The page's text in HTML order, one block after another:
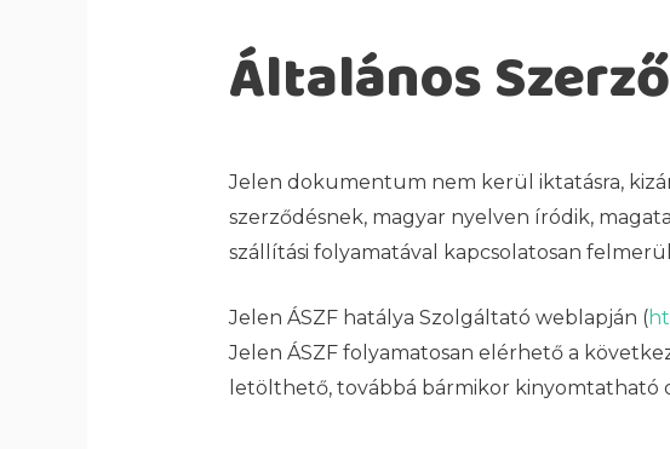
Általános
Jelen dokumentum nem kerül iktatásra,
szerződésnek, magyar nyelven íródik,
szállítási folyamatával kapcsolatosan
Jelen ÁSZF hatálya Szolgáltató weblapján (
Jelen ÁSZF folyamatosan elérhető a
letölthető, továbbá bármikor kinyomtatható